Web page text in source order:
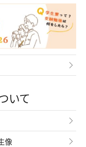
いて
像